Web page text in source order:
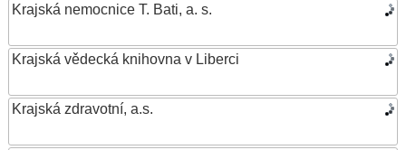
Krajská nemocnice T. Bati, a. s.
Krajská vědecká knihovna v Liberci
Krajská zdravotní, a.s.